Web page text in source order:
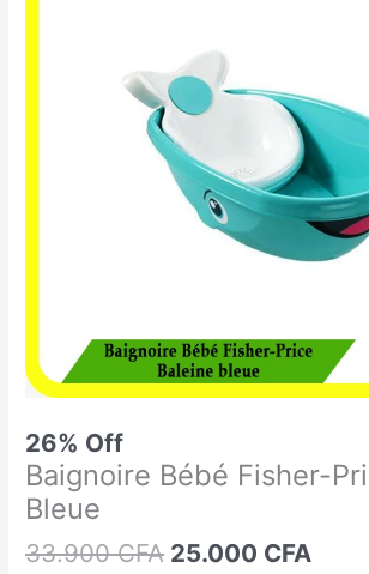
26% Off
Baignoire Bébé Fisher-
Bleue
33.900CFA 25.000 CFA